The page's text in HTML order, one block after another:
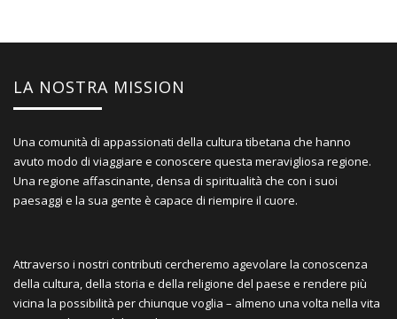
LA NOSTRA MISSION
Una comunità di appassionati della cultura tibetana che hanno
avuto modo di viaggiare e conoscere questa meravigliosa regione.
Una regione affascinante, densa di spiritualità che con i suoi
paesaggi e la sua gente è capace di riempire il cuore.
Attraverso i nostri contributi cercheremo agevolare la conoscenza
della cultura, della storia e della religione del paese e rendere più
vicina la possibilità per chiunque voglia – almeno una volta nella vita